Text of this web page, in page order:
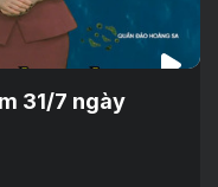
31/7 ngày